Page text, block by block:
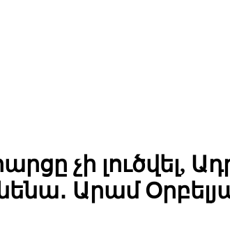
չի լուծվել,
Արամ